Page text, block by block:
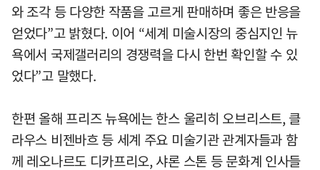
와 조각 등 다양한 작품을 고르게 판매하며 좋은 반응을
얻었다”고 밝혔다. 이어 “세계 미술시장의 중심지인 뉴
욕에서 국제갤러리의 경쟁력을 다시 한번 확인할 수 있
었다”고 말했다.
한편 올해 프리즈 뉴욕에는 한스 울리히 오브리스트, 클
라우스 비젠바흐 등 세계 주요 미술기관 관계자들과 함
께 레오나르도 디카프리오, 샤론 스톤 등 문화계 인사들